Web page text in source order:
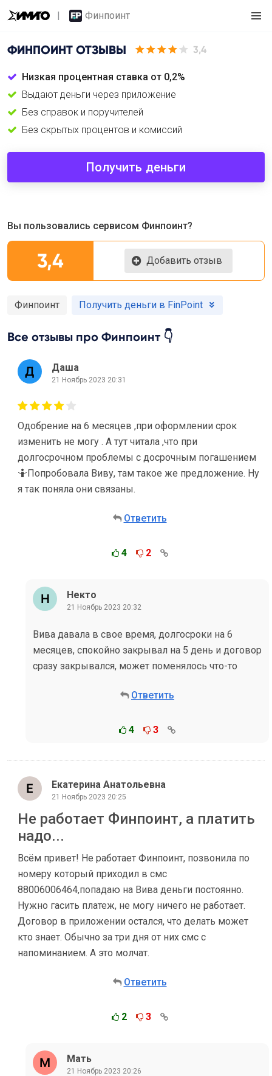
Финпоинт
ФИНПОИНТ ОТЗЫВЫ 3,4
Низкая процентная ставка от 0,2%
Выдают деньги через приложение
Без справок и поручителей
Без скрытых процентов и комиссий
Получить деньги
Вы пользовались сервисом Финпоинт?
3,4 Добавить отзыв
Финпоинт Получить деньги в FinPoint
Все отзывы про Финпоинт 👇
Даша
21 Ноябрь 2023 20:31
Одобрение на 6 месяцев ,при оформлении срок
изменить не могу . А тут читала ,что при
долгосрочном проблемы с досрочным погашением
🤷Попробовала Виву, там такое же предложение. Ну
я так поняла они связаны.
Ответить
4 2
Некто
21 Ноябрь 2023 20:32
Вива давала в свое время, долгосроки на 6
месяцев, спокойно закрывал на 5 день и договор
сразу закрывался, может поменялось что-то
Ответить
4 3
Екатерина Анатольевна
21 Ноябрь 2023 20:25
Не работает Финпоинт, а платить
надо...
Всём привет! Не работает Финпоинт, позвонила по
номеру который приходил в смс
88006006464,попадаю на Вива деньги постоянно.
Нужно гасить платеж, не могу ничего не работает.
Договор в приложении остался, что делать может
кто знает. Обычно за три дня от них смс с
напоминанием. А это молчат.
Ответить
2 3
Мать
21 Ноябрь 2023 20:26